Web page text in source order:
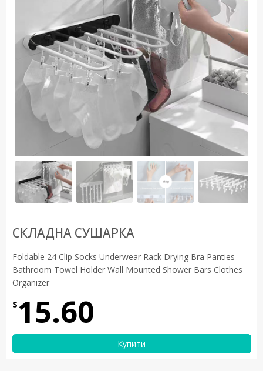
СКЛАДНА СУШАРКА
Foldable 24 Clip Socks Underwear Rack Drying Bra Panties
Bathroom Towel Holder Wall Mounted Shower Bars Clothes
Organizer
$ 15.60
Купити